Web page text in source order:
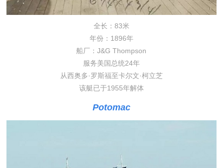
全长：83米
年份：1896年
船厂：J&G Thompson
服务美国总统24年
从西奥多·罗斯福至卡尔文·柯立芝
该艇已于1955年解体
Potomac